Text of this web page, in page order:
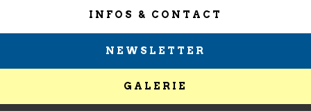
INFOS & CONTACT
NEWSLETTER
GALERIE